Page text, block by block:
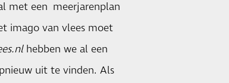
met een meerjarenplan
imago van vlees moet
hebben we al een
uit te vinden. Als